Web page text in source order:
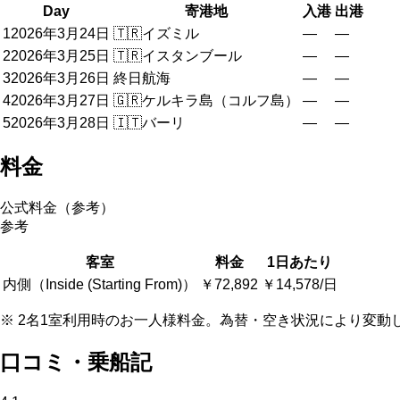
Day 寄港地 入港 出港
12026年3月24日 🇹🇷イズミル —
—
22026年3月25日 🇹🇷イスタンブール —
—
32026年3月26日 終日航海 —
—
42026年3月27日 🇬🇷ケルキラ島（コルフ島） —
—
52026年3月28日 🇮🇹バーリ — —
料金
公式料金（参考）
参考
客室 料金
1日あたり
内側（Inside (Starting From)）
￥72,892 ￥14,578/日
※ 2名1室利用時のお一人様料金。為替・空き状況により変動
口コミ・乗船記